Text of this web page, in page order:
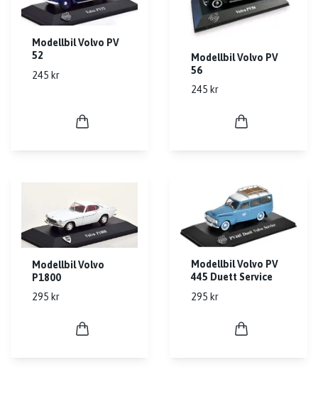
Modellbil Volvo PV
52
245 kr
Modellbil Volvo PV
56
245 kr
Modellbil Volvo
P1800
295 kr
Modellbil Volvo PV
445 Duett Service
295 kr